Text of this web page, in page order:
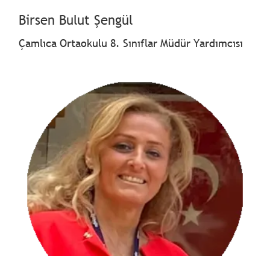
Birsen Bulut Şengül
Çamlıca Ortaokulu 8. Sınıflar Müdür Yardımcısı